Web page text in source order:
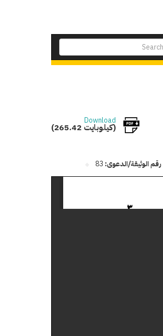
Download
(265.42 كيلوبايت)
رقم الوثيقة/الدعوى: 83